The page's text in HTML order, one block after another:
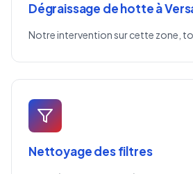
Dégraissage de hotte à
Notre intervention sur cette zone,
Nettoyage des filtres